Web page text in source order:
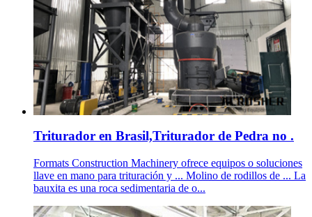
Triturador en Brasil,Triturador de Pedra no .
Formats Construction Machinery ofrece equipos o soluciones
llave en mano para trituración y ... Molino de rodillos de ... La
bauxita es una roca sedimentaria de o...